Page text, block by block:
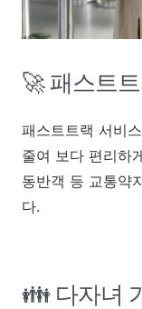
🚀 패스트
패스트트랙 서비
줄여 보다 편리하
동반객 등 교통약
다.
👪 다자녀